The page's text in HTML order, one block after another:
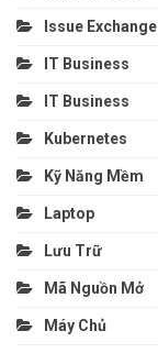
Issue Exchange
IT Business
IT Business
Kubernetes
Kỹ Năng Mềm
Laptop
Lưu Trữ
Mã Nguồn Mở
Máy Chủ